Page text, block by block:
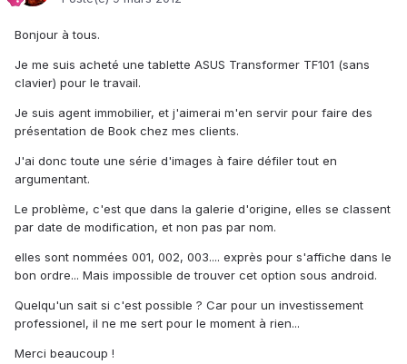
Bonjour à tous.
Je me suis acheté une tablette ASUS Transformer TF101 (sans
clavier) pour le travail.
Je suis agent immobilier, et j'aimerai m'en servir pour faire des
présentation de Book chez mes clients.
J'ai donc toute une série d'images à faire défiler tout en
argumentant.
Le problème, c'est que dans la galerie d'origine, elles se classent
par date de modification, et non pas par nom.
elles sont nommées 001, 002, 003.... exprès pour s'affiche dans le
bon ordre... Mais impossible de trouver cet option sous android.
Quelqu'un sait si c'est possible ? Car pour un investissement
professionel, il ne me sert pour le moment à rien...
Merci beaucoup !